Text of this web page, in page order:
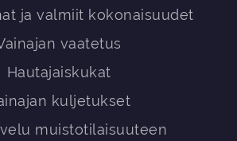
ja valmiit kokonaisuudet
vaatetus
Hautajaiskukat
kuljetukset
muistotilaisuuteen